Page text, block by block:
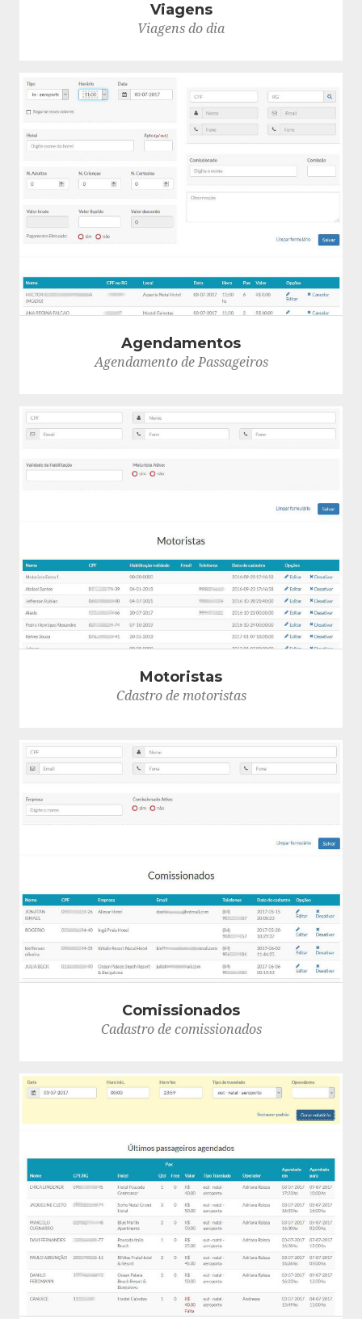
Viagens
Viagens do dia
Agendamentos
Agendamento de Passageiros
Motoristas
Cdastro de motoristas
Comissionados
Cadastro de comissionados